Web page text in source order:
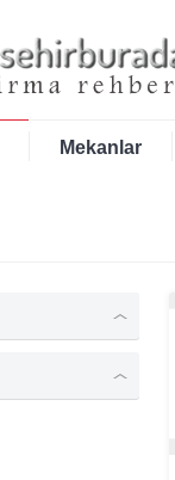
Mekanlar